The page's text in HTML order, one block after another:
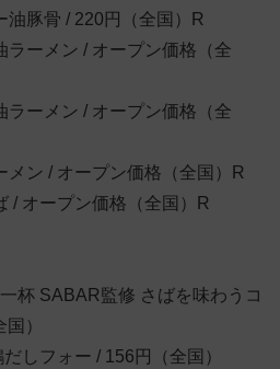
油豚骨 / 220円（全国）R
ラーメン / オープン価格（全
ラーメン / オープン価格（全
メン / オープン価格（全国）R
/ オープン価格（全国）R
杯 SABAR監修 さばを味わうコ
）
しフォー / 156円（全国）